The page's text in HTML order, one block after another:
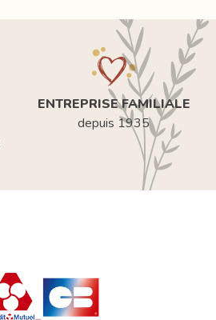
ENTREPRISE FAMILIALE
depuis 1935